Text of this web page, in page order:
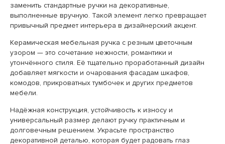
заменить стандартные ручки на декоративные,
выполненные вручную. Такой элемент легко превращает
привычный предмет интерьера в дизайнерский акцент.
Керамическая мебельная ручка с резным цветочным
узором — это сочетание нежности, романтики и
утончённого стиля. Её тщательно проработанный дизайн
добавляет мягкости и очарования фасадам шкафов,
комодов, прикроватных тумбочек и других предметов
мебели.
Надёжная конструкция, устойчивость к износу и
универсальный размер делают ручку практичным и
долговечным решением. Украсьте пространство
декоративной деталью, которая будет радовать глаз